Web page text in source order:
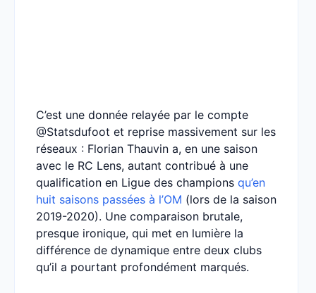
C’est une donnée relayée par le compte
@Statsdufoot et reprise massivement sur les
réseaux : Florian Thauvin a, en une saison
avec le RC Lens, autant contribué à une
qualification en Ligue des champions qu’en
huit saisons passées à l’OM (lors de la saison
2019-2020). Une comparaison brutale,
presque ironique, qui met en lumière la
différence de dynamique entre deux clubs
qu’il a pourtant profondément marqués.